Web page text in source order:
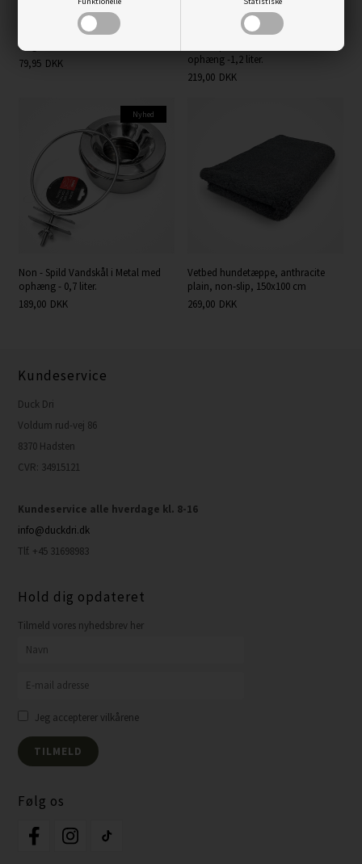
Dog & field Kaninbold
79,95 DKK
ophæng -1,2 liter.
219,00 DKK
Nyhed
Non - Spild Vandskål i Metal med
ophæng - 0,7 liter.
189,00 DKK
Vetbed hundetæppe, anthracite
plain, non-slip, 150x100 cm
269,00 DKK
Kundeservice
Duck Dri
Voldum rud-vej 86
8370 Hadsten
CVR: 34915121
Kundeservice alle hverdage kl. 8-16
info@duckdri.dk
Tlf. +45 31698983
Hold dig opdateret
Tilmeld vores nyhedsbrev her
Jeg accepterer vilkårene
Følg os